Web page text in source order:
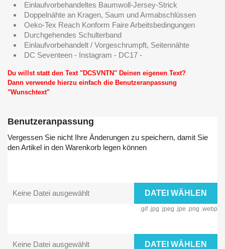
Einlaufvorbehandeltes Baumwoll-Jersey-Strick
Doppelnähte an Kragen, Saum und Armabschlüssen
Oeko-Tex Reach Konform Faire Arbeitsbedingungen
Durchgehendes Schulterband
Einlaufvorbehandelt / Vorgeschrumpft, Seitennähte
DC Seventeen - Instagram - DC17 -
Du willst statt den Text "DCSVNTN" Deinen eigenen Text?
Dann verwende hierzu einfach die Benutzeranpassung
"Wunschtext"
Benutzeranpassung
Vergessen Sie nicht Ihre Änderungen zu speichern, damit Sie
den Artikel in den Warenkorb legen können
Keine Datei ausgewählt DATEI WÄHLEN
.gif .jpg .jpeg .jpe .png .webp
Keine Datei ausgewählt DATEI WÄHLEN